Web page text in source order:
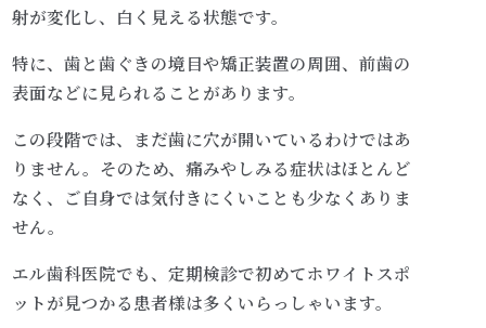
射が変化し、白く見える状態です。
特に、歯と歯ぐきの境目や矯正装置の周囲、前歯の
表面などに見られることがあります。
この段階では、まだ歯に穴が開いているわけではあ
りません。そのため、痛みやしみる症状はほとんど
なく、ご自身では気付きにくいことも少なくありま
せん。
エル歯科医院でも、定期検診で初めてホワイトスポ
ットが見つかる患者様は多くいらっしゃいます。